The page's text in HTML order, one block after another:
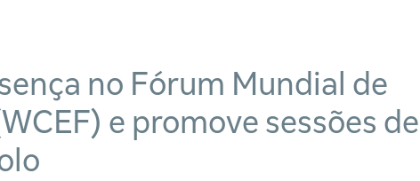
no Fórum Mundial de
e promove sessões de